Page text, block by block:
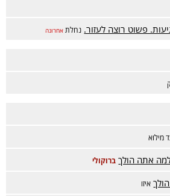
פשוט רוצה לעזור. נחלת אחרונה
מילוא
אתה הולך ברוקולי
איזו